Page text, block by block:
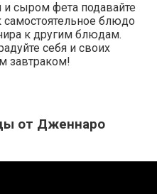
сыром фета подавайте
блюдо
к другим блюдам.
себя и своих
завтраком!
от Дженнаро